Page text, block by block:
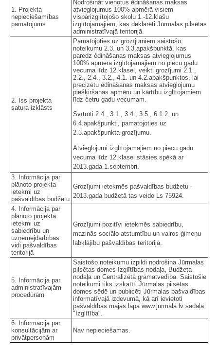
1. Projekta
nepieciešamības
pamatojums
Nodrošināt vienotus ēdināšanas maksas
atvieglojumus 100% apmērā visiem
vispārizglītojošo skolu 1.-12.klašu
izglītojamajiem, kas deklarēti Jūrmalas pilsētas
administratīvajā teritorijā.
2. Īss projekta
satura izklāsts
Pamatojoties uz grozījumiem saistošo
noteikumu 2.3. un 3.3.apakšpunktā, kas
paredz ēdināšanas maksas atvieglojumus
100% apmērā izglītojamajiem no piecu gadu
vecuma līdz 12.klasei, veikti grozījumi 2.1.,
2.2., 2.4., 3.2., 4.1. un 4.2.apakšpunktos, lai
precizētu ēdināšanas maksas atvieglojumu
piešķiršanas apmēru un kārtību izglītojamiem
līdz četru gadu vecumam.
Svītroti 2.4., 3.1., 3.4., 3.5., 6.1.2. un
6.4.apakšpunkti, pamatojoties uz
2.3.apakšpunkta grozījumu.
Atvieglojumi izglītojamajiem no piecu gadu
vecuma līdz 12.klasei stāsies spēkā ar
2013.gada 1.septembri.
3. Informācija par
plānoto projekta
ietekmi uz
pašvaldības budžetu
Grozījumi ietekmēs pašvaldības budžetu -
2013.gada budžetā tas veido Ls 75924.
4. Informācija par
plānoto projekta
ietekmi uz
sabiedrību un
uzņēmējdarbības
vidi pašvaldības
teritorijā
Grozījumi pozitīvi ietekmēs sabiedrību,
mazinās sociālo atstumtību un vairos ģimeņu
labklājību pašvaldības teritorijā.
5. Informācija par
administratīvajām
procedūrām
Saistošo noteikumu izpildi nodrošina Jūrmalas
pilsētas domes Izglītības nodaļa, Budžeta
nodaļa un Centralizētā grāmatvedība. Saistošie
noteikumi tiks izskatīti Jūrmalas pilsētas
domes sēdē un publicēti Jūrmalas pašvaldības
informatīvajā izdevumā, kā arī ievietoti
pašvaldības mājas lapā www.jurmala.lv sadaļā
"Izglītība".
6. Informācija par
konsultācijām ar
privātpersonām
Nav nepieciešamas.